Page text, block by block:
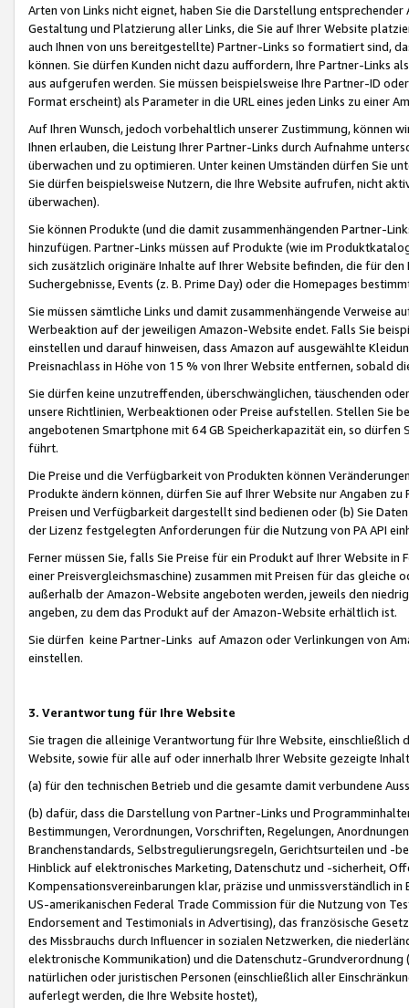
Arten von Links nicht eignet, haben Sie die Darstellung
Gestaltung und Platzierung aller Links, die Sie auf Ihrer Website
auch Ihnen von uns bereitgestellte) Partner-Links so formatiert sind,
können. Sie dürfen Kunden nicht dazu auffordern, Ihre Partner-Links
aus aufgerufen werden. Sie müssen beispielsweise Ihre Partner-ID
Format erscheint) als Parameter in die URL eines jeden Links zu einer
Auf Ihren Wunsch, jedoch vorbehaltlich unserer Zustimmung, können
Ihnen erlauben, die Leistung Ihrer Partner-Links durch Aufnahme
überwachen und zu optimieren. Unter keinen Umständen dürfen Sie
Sie dürfen beispielsweise Nutzern, die Ihre Website aufrufen, nicht
überwachen).
Sie können Produkte (und die damit zusammenhängenden Partner-
hinzufügen. Partner-Links müssen auf Produkte (wie im
sich zusätzlich originäre Inhalte auf Ihrer Website befinden, die für
Suchergebnisse, Events (z. B. Prime Day) oder die Homepages
Sie müssen sämtliche Links und damit zusammenhängende
Werbeaktion auf der jeweiligen Amazon-Website endet. Falls Sie
einstellen und darauf hinweisen, dass Amazon auf ausgewählte
Preisnachlass in Höhe von 15 % von Ihrer Website entfernen, sobald
Sie dürfen keine unzutreffenden, überschwänglichen, täuschenden
unsere Richtlinien, Werbeaktionen oder Preise aufstellen. Stellen Sie
angebotenen Smartphone mit 64 GB Speicherkapazität ein, so dürfen
führt.
Die Preise und die Verfügbarkeit von Produkten können
Produkte ändern können, dürfen Sie auf Ihrer Website nur Angaben
Preisen und Verfügbarkeit dargestellt sind bedienen oder (b) Sie
der Lizenz festgelegten Anforderungen für die Nutzung von PA API
Ferner müssen Sie, falls Sie Preise für ein Produkt auf Ihrer Website
einer Preisvergleichsmaschine) zusammen mit Preisen für das
außerhalb der Amazon-Website angeboten werden, jeweils den
angeben, zu dem das Produkt auf der Amazon-Website erhältlich ist.
Sie dürfen keine Partner-Links auf Amazon oder Verlinkungen von
einstellen.
3. Verantwortung für Ihre Website
Sie tragen die alleinige Verantwortung für Ihre Website,
Website, sowie für alle auf oder innerhalb Ihrer Website gezeigte
(a) für den technischen Betrieb und die gesamte damit verbundene
(b) dafür, dass die Darstellung von Partner-Links und
Bestimmungen, Verordnungen, Vorschriften, Regelungen,
Branchenstandards, Selbstregulierungsregeln, Gerichtsurteilen und -
Hinblick auf elektronisches Marketing, Datenschutz und -sicherheit,
Kompensationsvereinbarungen klar, präzise und unmissverständlich
US-amerikanischen Federal Trade Commission für die Nutzung von
Endorsement and Testimonials in Advertising), das französische
des Missbrauchs durch Influencer in sozialen Netzwerken, die
elektronische Kommunikation) und die Datenschutz-
natürlichen oder juristischen Personen (einschließlich aller
auferlegt werden, die Ihre Website hostet),